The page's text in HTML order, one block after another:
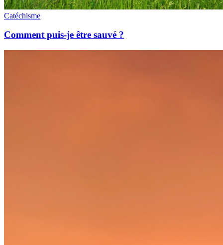
Catéchisme
Comment puis-je être sauvé ?